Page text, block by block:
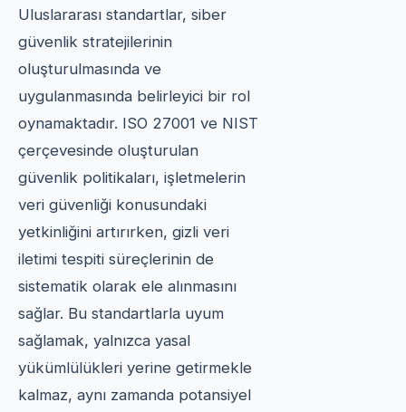
Uluslararası standartlar, siber
güvenlik stratejilerinin
oluşturulmasında ve
uygulanmasında belirleyici bir rol
oynamaktadır. ISO 27001 ve NIST
çerçevesinde oluşturulan
güvenlik politikaları, işletmelerin
veri güvenliği konusundaki
yetkinliğini artırırken, gizli veri
iletimi tespiti süreçlerinin de
sistematik olarak ele alınmasını
sağlar. Bu standartlarla uyum
sağlamak, yalnızca yasal
yükümlülükleri yerine getirmekle
kalmaz, aynı zamanda potansiyel